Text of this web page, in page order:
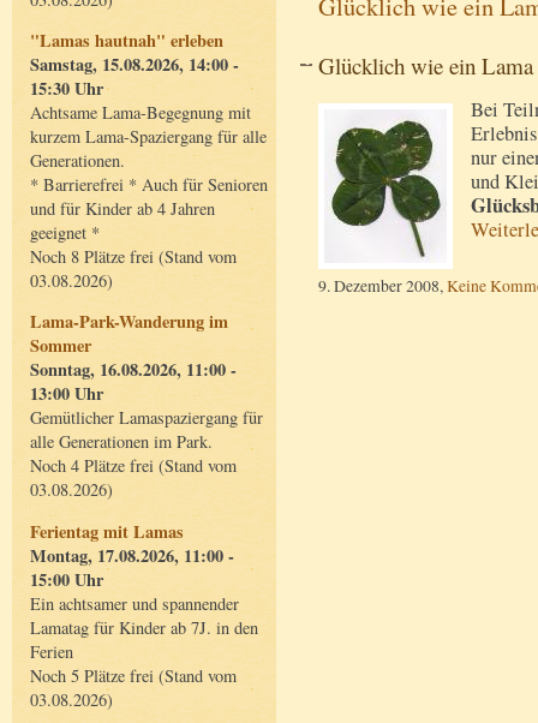
"Lamas hautnah" erleben
Samstag, 15.08.2026, 14:00 -
15:30 Uhr
Achtsame Lama-Begegnung mit
kurzem Lama-Spaziergang für alle
Generationen.
* Barrierefrei * Auch für Senioren
und für Kinder ab 4 Jahren
geeignet *
Noch 8 Plätze frei (Stand vom
03.08.2026)
Lama-Park-Wanderung im
Sommer
Sonntag, 16.08.2026, 11:00 -
13:00 Uhr
Gemütlicher Lamaspaziergang für
alle Generationen im Park.
Noch 4 Plätze frei (Stand vom
03.08.2026)
Ferientag mit Lamas
Montag, 17.08.2026, 11:00 -
15:00 Uhr
Ein achtsamer und spannender
Lamatag für Kinder ab 7J. in den
Ferien
Noch 5 Plätze frei (Stand vom
03.08.2026)
Glücklich wie ein Lama
Bei
nur
und
9. Dezember 2008,Keine